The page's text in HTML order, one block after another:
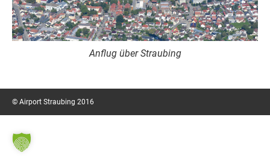
Anflug über Straubing
© Airport Straubing 2016